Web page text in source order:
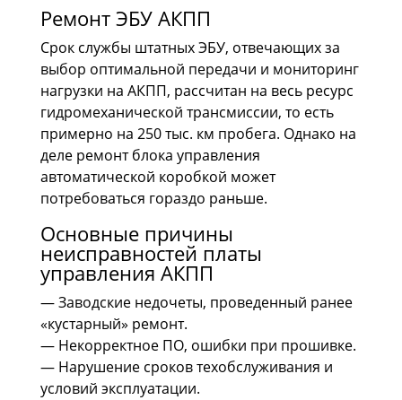
Ремонт ЭБУ АКПП
Срок службы штатных ЭБУ, отвечающих за
выбор оптимальной передачи и мониторинг
нагрузки на АКПП, рассчитан на весь ресурс
гидромеханической трансмиссии, то есть
примерно на 250 тыс. км пробега. Однако на
деле ремонт блока управления
автоматической коробкой может
потребоваться гораздо раньше.
Основные причины
неисправностей платы
управления АКПП
— Заводские недочеты, проведенный ранее
«кустарный» ремонт.
— Некорректное ПО, ошибки при прошивке.
— Нарушение сроков техобслуживания и
условий эксплуатации.